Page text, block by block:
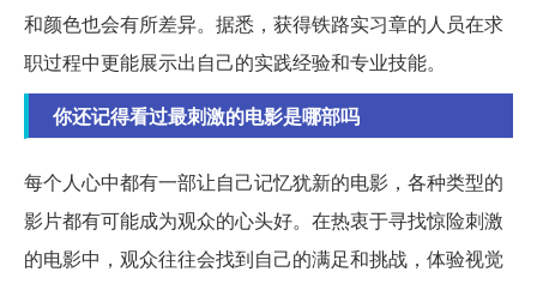
和颜色也会有所差异。据悉，获得铁路实习章的人员在求
职过程中更能展示出自己的实践经验和专业技能。
你还记得看过最刺激的电影是哪部吗
每个人心中都有一部让自己记忆犹新的电影，各种类型的
影片都有可能成为观众的心头好。在热衷于寻找惊险刺激
的电影中，观众往往会找到自己的满足和挑战，体验视觉